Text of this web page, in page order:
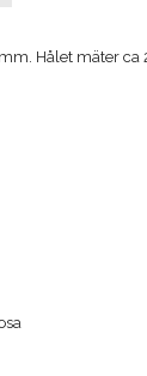
Hålet mäter ca